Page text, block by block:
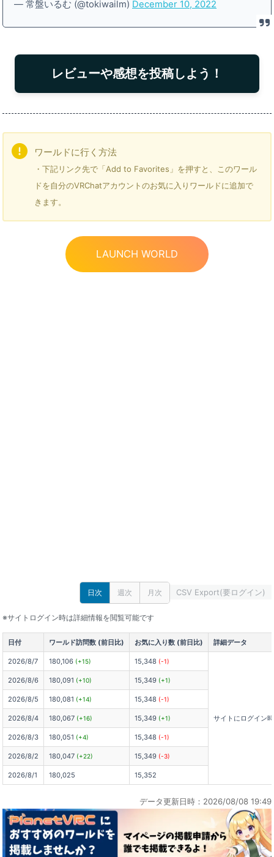
— 常盤いるむ (@tokiwailm) December 10, 2022
レビューや感想を投稿しよう！
ワールドに行く方法
・下記リンク先で「Add to Favorites」を押すと、このワール
ドを自分のVRChatアカウントのお気に入りワールドに追加で
きます。
LAUNCH WORLD
日次 週次 月次 CSV Export(要ログイン)
※サイトログイン時は詳細情報を閲覧可能です
日付 ワールド訪問数 (前日比) お気に入り数 (前日比) 詳細データ
2026/8/7 180,106 (+15) 15,348 (-1)
サイトにログイン
2026/8/6 180,091 (+10) 15,349 (+1)
2026/8/5 180,081 (+14) 15,348 (-1)
2026/8/4 180,067 (+16) 15,349 (+1)
2026/8/3 180,051 (+4) 15,348 (-1)
2026/8/2 180,047 (+22) 15,349 (-3)
2026/8/1 180,025 15,352
データ更新日時：2026/08/08 19:49